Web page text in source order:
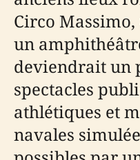
Circo
un
deviendrait un
spectacles
athlétiques et
navales